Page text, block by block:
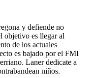
y defiende no
objetivo es llegar al
de los actuales
es bajado por el FMI
Laner dedicate a
niños.